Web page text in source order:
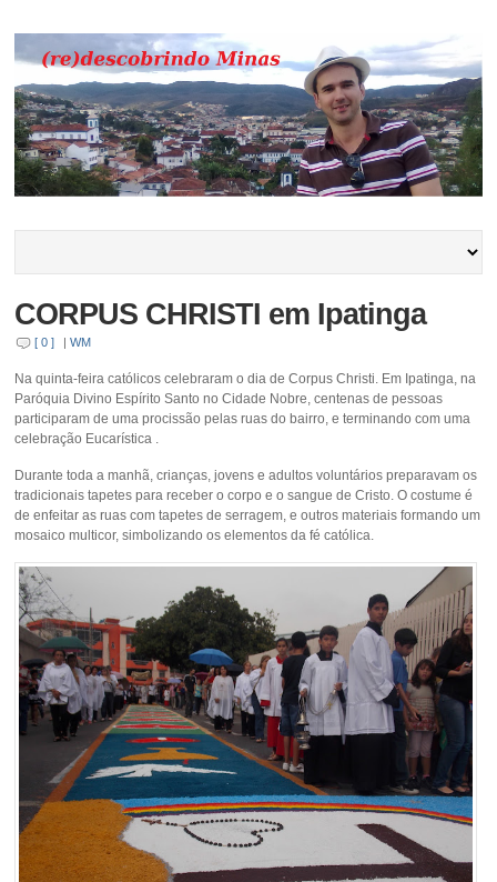
CORPUS CHRISTI em Ipatinga
[ 0 ] |WM
Na quinta-feira católicos celebraram o dia de Corpus Christi. Em Ipatinga, na
Paróquia Divino Espírito Santo no Cidade Nobre, centenas de pessoas
participaram de uma procissão pelas ruas do bairro, e terminando com uma
celebração Eucarística .
Durante toda a manhã, crianças, jovens e adultos voluntários preparavam os
tradicionais tapetes para receber o corpo e o sangue de Cristo. O costume é
de enfeitar as ruas com tapetes de serragem, e outros materiais formando um
mosaico multicor, simbolizando os elementos da fé católica.